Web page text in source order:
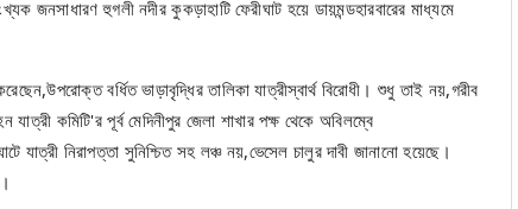
হুগলী নদীর কুকড়াহাটি ফেরীঘাট হয়ে ডায়মন্ডহারবারের মাধ্যমে
বর্ধিত ভাড়াবৃদ্ধির তালিকা যাত্রীস্বার্থ বিরোধী। শুধু তাই নয়,গরীব
কমিটি'র পূর্ব মেদিনীপুর জেলা শাখার পক্ষ থেকে অবিলম্বে
যাত্রী নিরাপত্তা সুনিশ্চিত সহ লঞ্চ নয়,ভেসেল চালুর দাবী জানানো হয়েছে।